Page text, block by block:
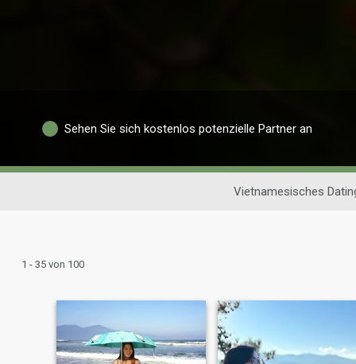
Sehen Sie sich kostenlos potenzielle Partner an
Vietnamesisches
1 - 35 von 100